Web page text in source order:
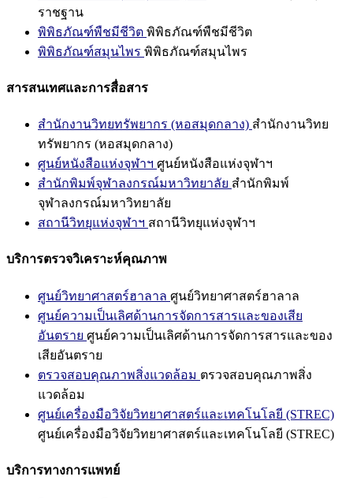
ราชฐาน
พิพิธภัณฑ์พืชมีชีวิต พิพิธภัณฑ์พืชมีชีวิต
พิพิธภัณฑ์สมุนไพร พิพิธภัณฑ์สมุนไพร
สารสนเทศและการสื่อสาร
สำนักงานวิทยทรัพยากร (หอสมุดกลาง) สำนักงานวิทย
ทรัพยากร (หอสมุดกลาง)
ศูนย์หนังสือแห่งจุฬาฯ ศูนย์หนังสือแห่งจุฬาฯ
สำนักพิมพ์จุฬาลงกรณ์มหาวิทยาลัย สำนักพิมพ์
จุฬาลงกรณ์มหาวิทยาลัย
สถานีวิทยุแห่งจุฬาฯ สถานีวิทยุแห่งจุฬาฯ
บริการตรวจวิเคราะห์คุณภาพ
ศูนย์วิทยาศาสตร์ฮาลาล ศูนย์วิทยาศาสตร์ฮาลาล
ศูนย์ความเป็นเลิศด้านการจัดการสารและของเสีย
อันตราย ศูนย์ความเป็นเลิศด้านการจัดการสารและของ
เสียอันตราย
ตรวจสอบคุณภาพสิ่งแวดล้อม ตรวจสอบคุณภาพสิ่ง
แวดล้อม
ศูนย์เครื่องมือวิจัยวิทยาศาสตร์และเทคโนโลยี (STREC)
ศูนย์เครื่องมือวิจัยวิทยาศาสตร์และเทคโนโลยี (STREC)
บริการทางการแพทย์